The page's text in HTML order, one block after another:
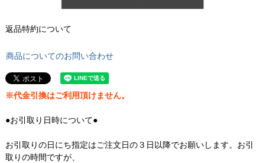
返品特約について
商品についてのお問い合わせ
※代金引換はご利用頂けません。
●お引取り日時について●
お引取りの日にち指定はご注文日の３日以降でお願いします。お引
取りの時間ですが、